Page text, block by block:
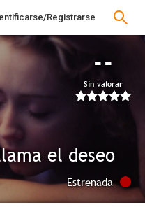
Registrarse
--
Sin valorar
el deseo
Estrenada